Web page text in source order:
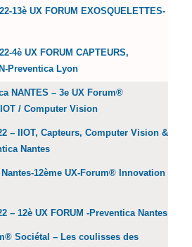
13è UX FORUM EXOSQUELETTES-
4è UX FORUM CAPTEURS,
Preventica Lyon
NANTES – 3e UX Forum®
/ Computer Vision
– IIOT, Capteurs, Computer Vision &
Nantes
12ème UX-Forum® Innovation
– 12è UX FORUM -Preventica Nantes
Sociétal – Les coulisses des